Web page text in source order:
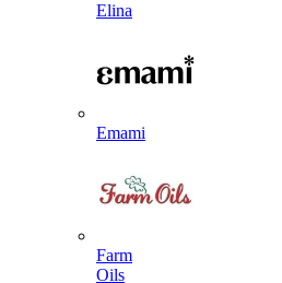
Elina
Emami
Farm
Oils